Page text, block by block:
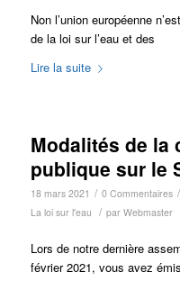
Non l’union européenne
de la loi sur l’eau et des
Lire la suite
Modalités de la
publique sur le
18 mars 2021 / 0 Commentaires /
La loi sur l'eau / par Webmaster
Lors de notre dernière
février 2021, vous avez émis